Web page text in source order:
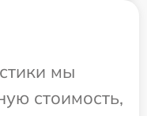
мы
стоимость,